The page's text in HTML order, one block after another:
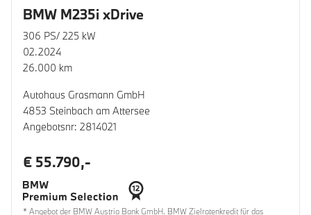
BMW M235i xDrive
306 PS/ 225 kW
02.2024
26.000 km
Autohaus Grasmann GmbH
4853 Steinbach am Attersee
Angebotsnr: 2814021
€ 55.790,-
* Angebot der BMW Austria Bank GmbH. BMW Zielratenkredit für das